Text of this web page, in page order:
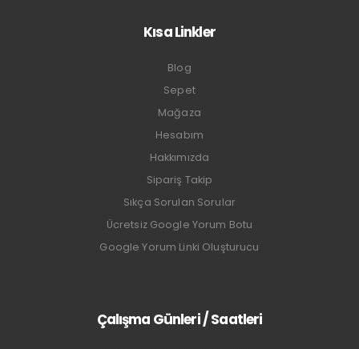
Kısa Linkler
Blog
Sepet
Mağaza
Hesabım
Hakkımızda
Sipariş Takip
Sıkça Sorulan Sorular
Ücretsiz Google Yorum Botu
Google Yorum Linki Oluşturucu
Çalışma Günleri / Saatleri